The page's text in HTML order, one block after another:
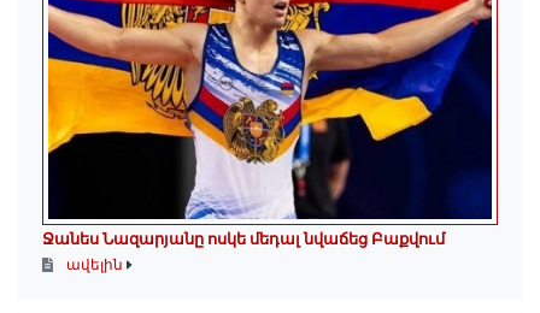
Ջանես Նազարյանը ոսկե մեդալ նվաճեց Բաքվում
ավելին